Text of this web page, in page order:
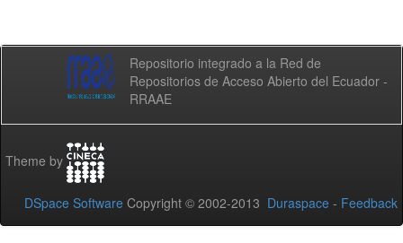
Repositorio integrado a la Red de
Repositorios de Acceso Abierto del Ecuador -
RRAAE
Theme by
DSpace Software Copyright © 2002-2013 Duraspace - Feedback